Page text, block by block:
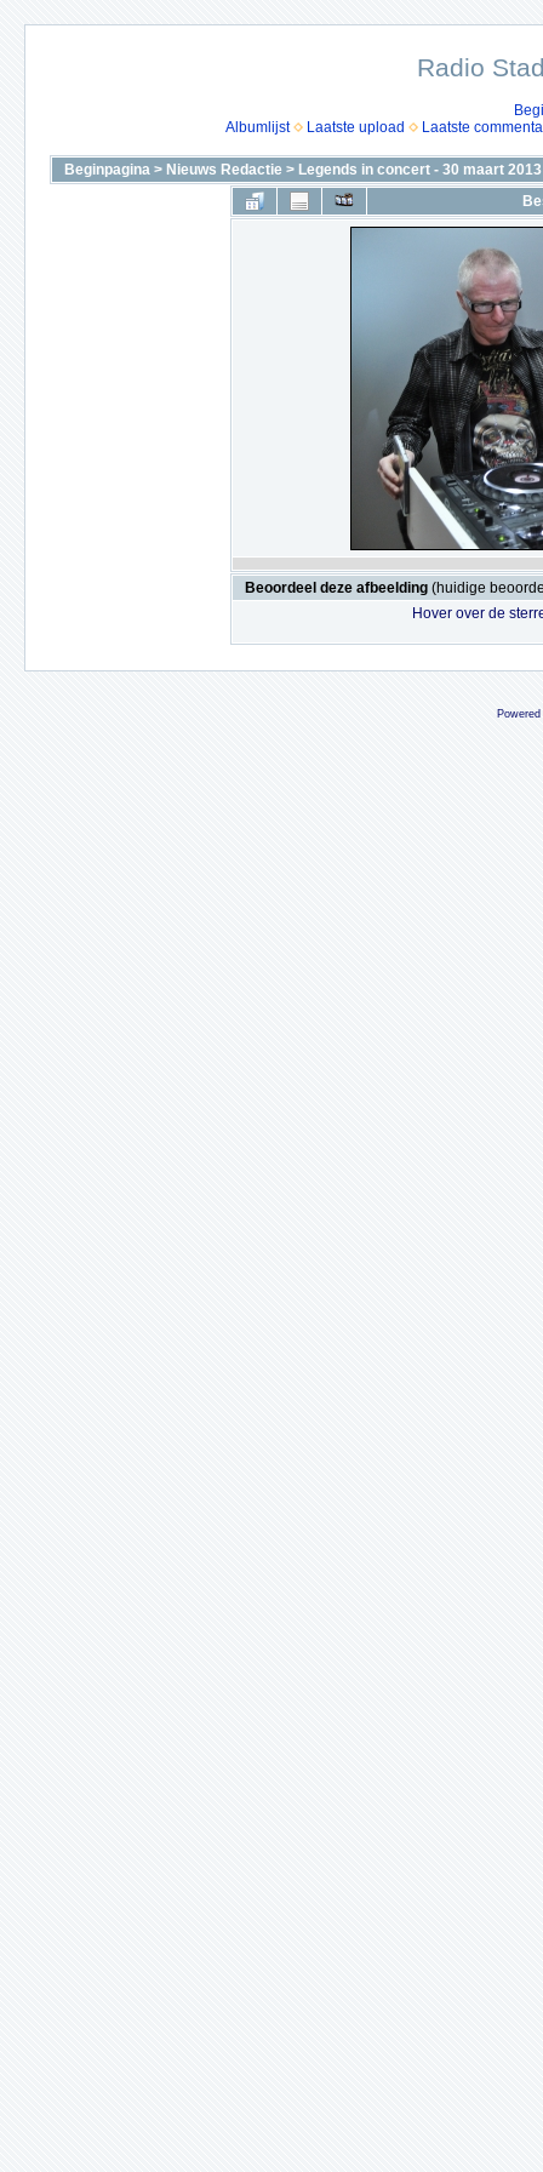
Radio
Albumlijst
Laatste upload Laatste
Beginpagina > Nieuws Redactie > Legends in concert - 30 maart 2013
Beoordeel deze afbeelding (huidige
Hover over de